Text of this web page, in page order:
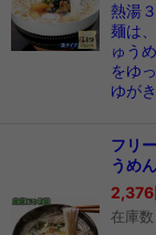
熱湯
麺は
ゅう
をゆ
ゆが
フリ
うめ
2,376
在庫